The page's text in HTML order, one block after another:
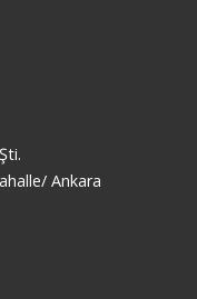
Ankara